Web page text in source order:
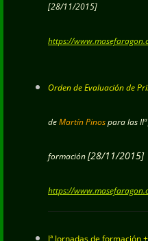
[28/11/2015]
https://
Orden de Evaluación de
deMartín Pinospara las
formación[28/11/2015]
https://